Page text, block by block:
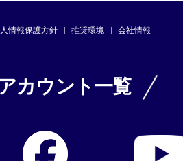
情報保護方針 推奨環境 会社情報
カウント一覧